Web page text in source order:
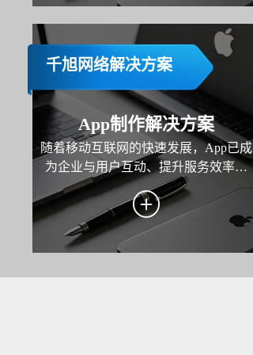
千旭网络解决方案
App制作解决方案
随着移动互联网的快速发展，App已成
为企业与用户互动、提升服务效率和
拓展市场的重要工具。本方案旨在为
企业打造一款高性能、用户体验优秀
且功能完善的移动应用，覆盖业务场
景需求，助力企业实现用户增长、服